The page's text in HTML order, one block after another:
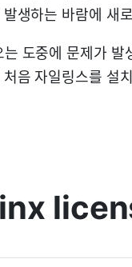
생하는 바람에 새
도중에 문제가 발
음 자일링스를 설